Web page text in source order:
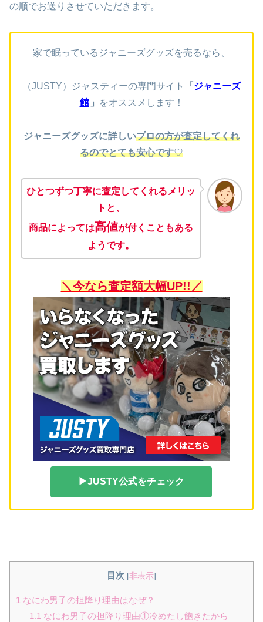
の順でお送りさせていただきます。
家で眠っているジャニーズグッズを売るなら、
（JUSTY）ジャスティーの専門サイト 「 ジャニーズ
館 」 をオススメします！
ジャニーズグッズに詳しいプロの方が査定してくれ
るのでとても安心です♡
ひとつずつ丁寧に査定してくれるメリッ
トと、
商品によっては高値が付くこともある
ようです。
＼今なら査定額大幅UP!!／
▶JUSTY公式をチェック
目次 [非表示]
1 なにわ男子の担降り理由はなぜ？
1.1 なにわ男子の担降り理由①冷めたし飽きたから